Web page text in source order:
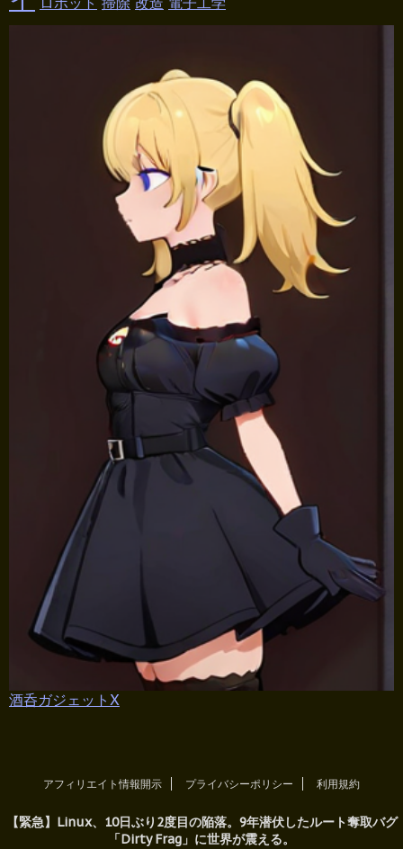
酒呑ガジェットX
アフィリエイト情報開示 プライバシーポリシー 利用規約
【緊急】Linux、10日ぶり2度目の陥落。9年潜伏したルート奪取バグ
「Dirty Frag」に世界が震える。